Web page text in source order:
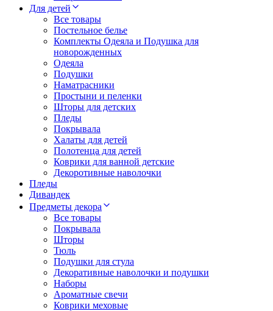
Для детей
Все товары
Постельное белье
Комплекты Одеяла и Подушка для
новорожденных
Одеяла
Подушки
Наматрасники
Простыни и пеленки
Шторы для детских
Пледы
Покрывала
Халаты для детей
Полотенца для детей
Коврики для ванной детские
Декоротивные наволочки
Пледы
Дивандек
Предметы декора
Все товары
Покрывала
Шторы
Тюль
Подушки для стула
Декоративные наволочки и подушки
Наборы
Ароматные свечи
Коврики меховые